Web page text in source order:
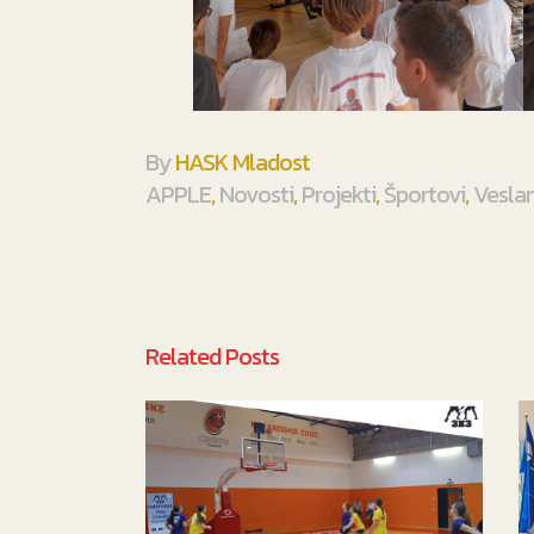
ByHASK Mladost
APPLE,Novosti,Projekti,Športovi,
Related Posts